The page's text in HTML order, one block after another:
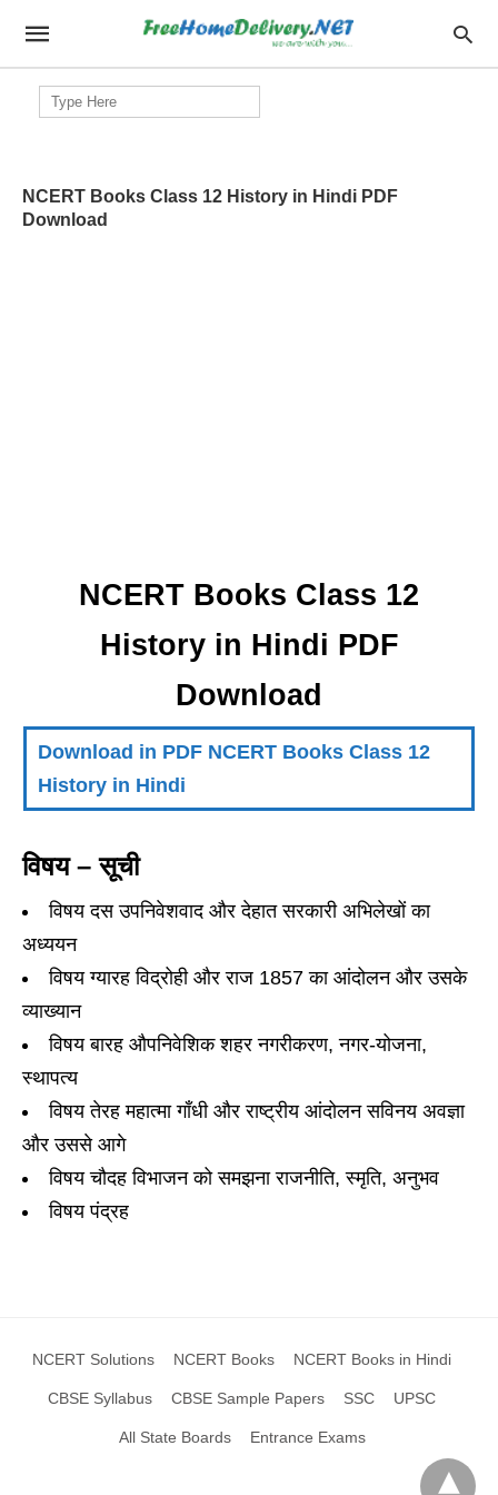
Search
for:
NCERT Books Class 12 History in Hindi PDF
Download
NCERT Books Class 12
History in Hindi PDF
Download
Download in PDF NCERT Books Class 12
History in Hindi
विषय – सूची
विषय दस उपनिवेशवाद और देहात सरकारी अभिलेखों का
अध्ययन
विषय ग्यारह विद्रोही और राज 1857 का आंदोलन और उसके
व्याख्यान
विषय बारह औपनिवेशिक शहर नगरीकरण, नगर-योजना,
स्थापत्य
विषय तेरह महात्मा गाँधी और राष्ट्रीय आंदोलन सविनय अवज्ञा
और उससे आगे
विषय चौदह विभाजन को समझना राजनीति, स्मृति, अनुभव
विषय पंद्रह
NCERT Solutions NCERT Books NCERT Books in Hindi
CBSE Syllabus CBSE Sample Papers SSC UPSC
All State Boards Entrance Exams